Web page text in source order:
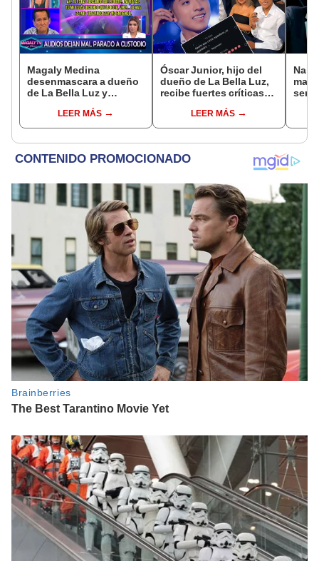
Magaly Medina
desenmascara a dueño
de La Bella Luz y
reclama a Naldy Saldaña
por videos con César
LEER MÁS
Óscar Junior, hijo del
dueño de La Bella Luz,
recibe fuertes críticas
Naldy Saldaña:
“Apañador”
LEER MÁS